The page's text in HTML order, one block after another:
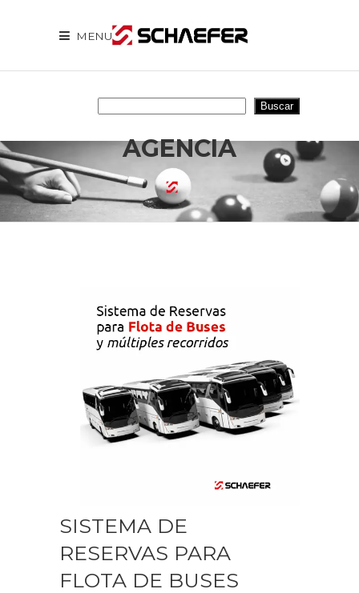
MENU
Buscar
Buscar
AGENCIA
SISTEMA DE
RESERVAS PARA
FLOTA DE BUSES